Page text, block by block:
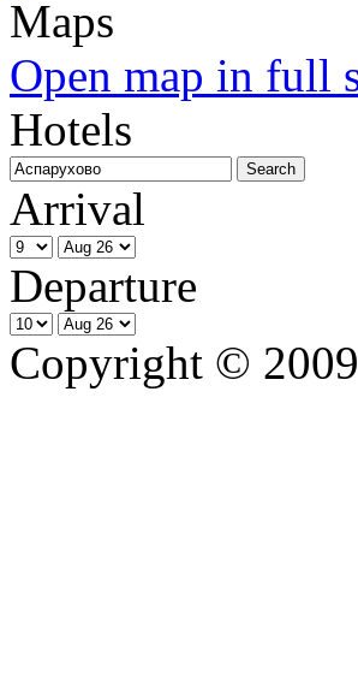
Open map in full
Hotels
Arrival
Departure
Copyright ©